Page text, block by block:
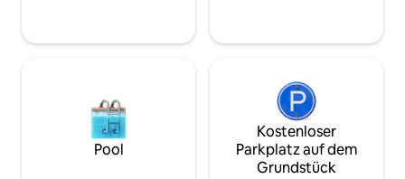
mach das Beste aus Davao!
Pool
Kostenloser
Parkplatz auf dem
Grundstück